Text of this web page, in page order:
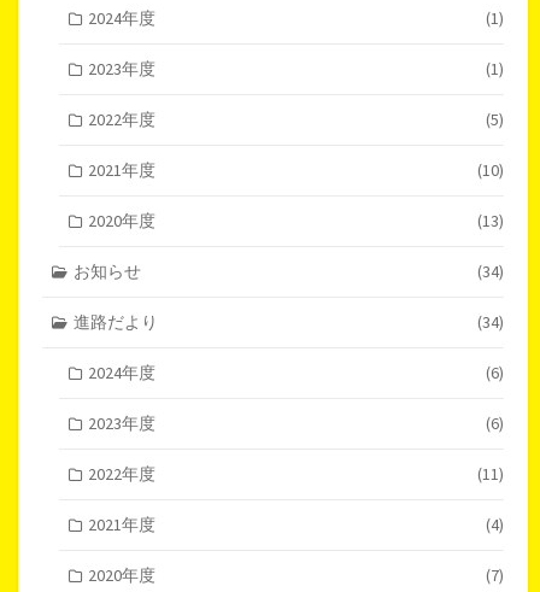
2024年度 (1)
2023年度 (1)
2022年度 (5)
2021年度 (10)
2020年度 (13)
お知らせ (34)
進路だより (34)
2024年度 (6)
2023年度 (6)
2022年度 (11)
2021年度 (4)
2020年度 (7)